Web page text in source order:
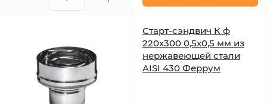
Старт-сэндвич К ф
220х300 0,5х0,5 мм из
нержавеющей стали
AISI 430 Феррум